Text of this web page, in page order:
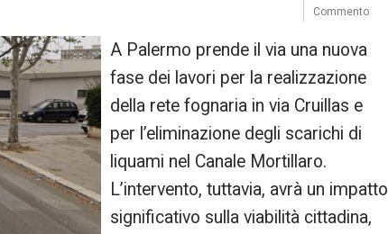
A Palermo prende il via una nuova
fase dei lavori per la realizzazione
della rete fognaria in via Cruillas e
per l’eliminazione degli scarichi di
liquami nel Canale Mortillaro.
L’intervento, tuttavia, avrà un impatto
significativo sulla viabilità cittadina,
Commento